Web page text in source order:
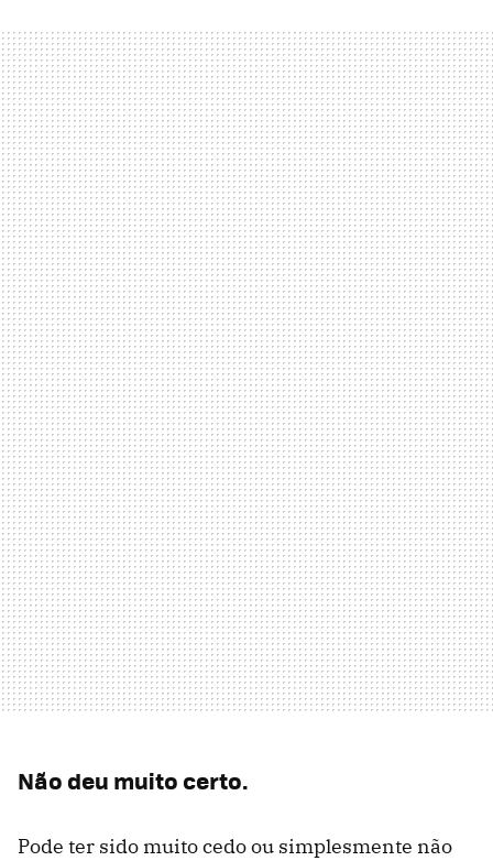
Não deu muito certo.
Pode ter sido muito cedo ou simplesmente não